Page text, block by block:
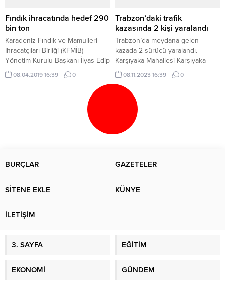
ağlarını limanlara indirerek
tadilatını gerçekleştiriyor. Doğu
Karadeniz Su Ürünleri...
Fındık ihracatında hedef 290
bin ton
Karadeniz Fındık ve Mamulleri
İhracatçıları Birliği (KFMİB)
Yönetim Kurulu Başkanı İlyas Edip
Sevinç, fındık ihracatının sezon
sonu itibarıyla 290 bin tonu
08.04.2019 16:39 0
Trabzon’daki trafik
kazasında 2 kişi yaralandı
Trabzon’da meydana gelen
kazada 2 sürücü yaralandı.
Karşıyaka Mahallesi Karşıyaka
Kavşağında sürücüsü
öğrenilemeyen 61 AH 470 plakalı
otomobil ile S.Ç. yönetimindeki 61
AFS 598 plakalı hafif ticari araç
çarpıştı. Kazada yaralanan
sürücüler, 112 Acil Sağlık
ekiplerinin olay yerindeki
08.11.2023 16:39 0
BURÇLAR GAZETELER
SİTENE EKLE KÜNYE
İLETİŞİM
3. SAYFA EĞİTİM
EKONOMİ GÜNDEM